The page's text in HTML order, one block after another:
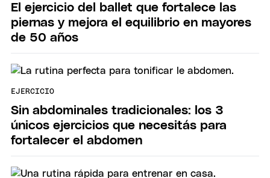
El ejercicio del ballet que fortalece las
piernas y mejora el equilibrio en mayores
de 50 años
EJERCICIO
Sin abdominales tradicionales: los 3
únicos ejercicios que necesitás para
fortalecer el abdomen